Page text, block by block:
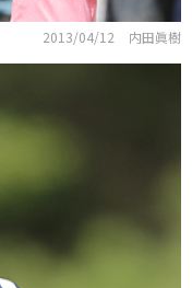
2013/04/12 内田眞樹